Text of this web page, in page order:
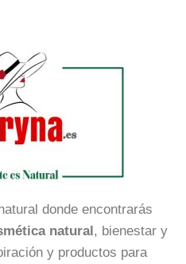
donde encontrarás
natural, bienestar y
y productos para